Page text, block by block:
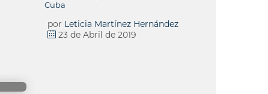
por Leticia Martínez Hernández
23 de Abril de 2019